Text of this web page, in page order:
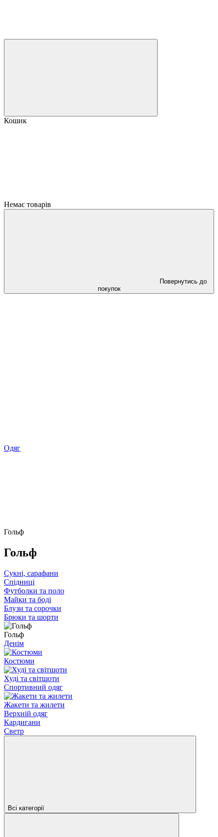
Кошик
Немає товарів
Повернутись до
покупок
Одяг
Гольф
Гольф
Сукні, сарафани
Спідниці
Футболки та поло
Майки та боді
Блузи та сорочки
Брюки та шорти
Гольф
Денім
Костюми
Худі та світшоти
Спортивний одяг
Жакети та жилети
Верхній одяг
Кардигани
Светр
Всі категорії